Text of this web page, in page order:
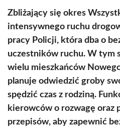
Zbliżający się okres
intensywnego ruchu
pracy Policji, która dba o
uczestników ruchu. W tym
wielu mieszkańców
planuje odwiedzić groby
spędzić czas z rodziną.
kierowców o rozwagę oraz
przepisów, aby zapewnić